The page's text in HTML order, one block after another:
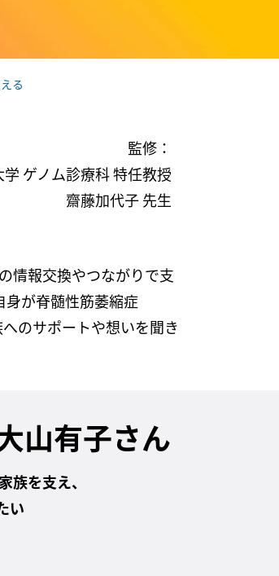
る
監修：
ゲノム診療科 特任教授
齋藤加代子 先生
情報交換やつながりで支
身が脊髄性筋萎縮症
のサポートや想いを聞き
山有子さん
族を支え、
い